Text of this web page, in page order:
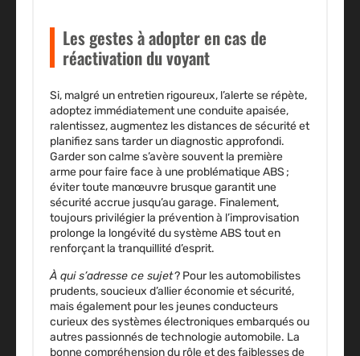
Les gestes à adopter en cas de
réactivation du voyant
Si, malgré un entretien rigoureux, l’alerte se répète,
adoptez immédiatement une conduite apaisée,
ralentissez, augmentez les distances de sécurité et
planifiez sans tarder un diagnostic approfondi.
Garder son calme s’avère souvent la première
arme pour faire face à une problématique ABS ;
éviter toute manœuvre brusque garantit une
sécurité accrue jusqu’au garage. Finalement,
toujours privilégier la prévention à l’improvisation
prolonge la longévité du système ABS tout en
renforçant la tranquillité d’esprit.
À qui s’adresse ce sujet? Pour les automobilistes
prudents, soucieux d’allier économie et sécurité,
mais également pour les jeunes conducteurs
curieux des systèmes électroniques embarqués ou
autres passionnés de technologie automobile. La
bonne compréhension du rôle et des faiblesses de